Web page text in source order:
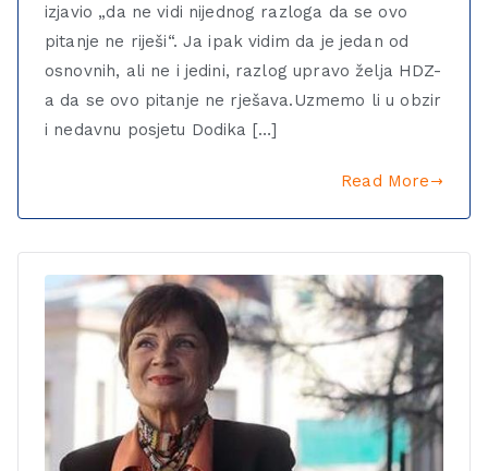
izjavio „da ne vidi nijednog razloga da se ovo
pitanje ne riješi“. Ja ipak vidim da je jedan od
osnovnih, ali ne i jedini, razlog upravo želja HDZ-
a da se ovo pitanje ne rješava.Uzmemo li u obzir
i nedavnu posjetu Dodika […]
Read More